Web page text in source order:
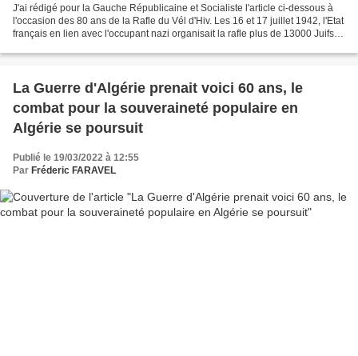
J'ai rédigé pour la Gauche Républicaine et Socialiste l'article ci-dessous à
l'occasion des 80 ans de la Rafle du Vél d'Hiv. Les 16 et 17 juillet 1942, l'Etat
français en lien avec l'occupant nazi organisait la rafle plus de 13000 Juifs
La Guerre d'Algérie prenait voici 60 ans, le
combat pour la souveraineté populaire en
Algérie se poursuit
Publié le 19/03/2022 à 12:55
Par Fréderic FARAVEL